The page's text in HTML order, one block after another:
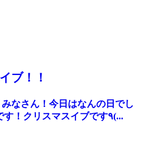
ブ！！
なさん！今日はなんの日でし
ょうか〜〜？ … そうです！クリスマスイブです٩(...